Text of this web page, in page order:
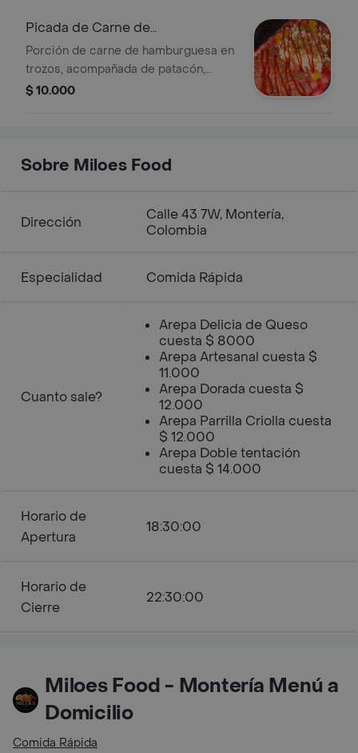
Picada de Carne de
Hamburguesa
Porción de carne de hamburguesa en
trozos, acompañada de patacón,
queso rallado y salsa de tomate.
$ 10.000
Sobre Miloes Food
Dirección
Calle 43 7W, Montería,
Colombia
Especialidad Comida Rápida
Cuanto sale?
Arepa Delicia de Queso
cuesta $ 8000
Arepa Artesanal cuesta $
11.000
Arepa Dorada cuesta $
12.000
Arepa Parrilla Criolla cuesta
$ 12.000
Arepa Doble tentación
cuesta $ 14.000
Horario de
Apertura
18:30:00
Horario de
Cierre
22:30:00
Miloes Food - Montería Menú a
Domicilio
Comida Rápida